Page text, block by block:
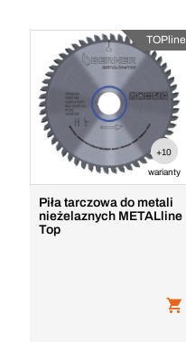
TOPline
+10
warianty
Piła tarczowa do metali
nieżelaznych METALline
Top